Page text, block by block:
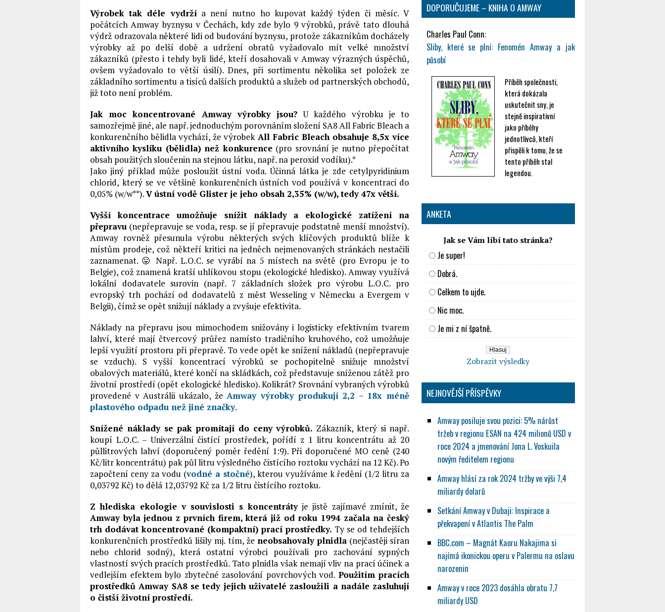
Výrobek tak déle vydržía není nutno ho kupovat každý týden či měsíc. V
počátcích Amway byznysu v Čechách, kdy zde bylo 9 výrobků, právě tato dlouhá
výdrž odrazovala některé lidi od budování byznysu, protože zákazníkům docházely
výrobky až po delší době a udržení obratů vyžadovalo mít velké množství
zákazníků (přesto i tehdy byli lidé, kteří dosahovali v Amway výrazných úspěchů,
ovšem vyžadovalo to větší úsilí). Dnes, při sortimentu několika set položek ze
základního sortimentu a tisíců dalších produktů a služeb od partnerských obchodů,
již toto není problém.
Jak moc koncentrované Amway výrobky jsou? U každého výrobku je to
samozřejmě jiné, ale např. jednoduchým porovnáním složení SA8 All Fabric Bleach a
konkurenčního bělidla vychází, že výrobek All Fabric Bleach obsahuje 8,5x více
aktivního kyslíku (bělidla) než konkurence (pro srovnání je nutno přepočítat
obsah použitých sloučenin na stejnou látku, např. na peroxid vodíku).*
Jako jiný příklad může posloužit ústní voda. Účinná látka je zde cetylpyridinium
chlorid, který se ve většině konkurenčních ústních vod používá v koncentraci do
0,05% (w/w**).V ústní vodě Glister je jeho obsah 2,35% (w/w), tedy 47x větší.
Vyšší koncentrace umožňuje snížit náklady a ekologické zatížení na
přepravu (nepřepravuje se voda, resp. se jí přepravuje podstatně menší množství).
Amway rovněž přesunula výrobu některých svých klíčových produktů blíže k
místům prodeje, což někteří kritici na jedněch nejmenovaných stránkách nestačili
zaznamenat. 😛 Např. L.O.C. se vyrábí na 5 místech na světě (pro Evropu je to
Belgie), což znamená kratší uhlíkovou stopu (ekologické hledisko). Amway využívá
lokální dodavatele surovin (např. 7 základních složek pro výrobu L.O.C. pro
evropský trh pochází od dodavatelů z měst Wesseling v Německu a Evergem v
Belgii), čímž se opět snižují náklady a zvyšuje efektivita.
Náklady na přepravu jsou mimochodem snižovány i logisticky efektivním tvarem
lahví, které mají čtvercový průřez namísto tradičního kruhového, což umožňuje
lepší využití prostoru při přepravě. To vede opět ke snížení nákladů (nepřepravuje
se vzduch). S vyšší koncentrací výrobků se pochopitelně snižuje množství
obalových materiálů, které končí na skládkách, což představuje sníženou zátěž pro
životní prostředí (opět ekologické hledisko). Kolikrát? Srovnání vybraných výrobků
provedené v Austrálii ukázalo, žeAmway výrobky produkují 2,2 – 18x méně
plastového odpadu než jiné značky.
Snížené náklady se pak promítají do ceny výrobků. Zákazník, který si např.
koupí L.O.C. – Univerzální čistící prostředek, pořídí z 1 litru koncentrátu až 20
půllitrových lahví (doporučený poměr ředění 1:9). Při doporučené MO ceně (240
Kč/litr koncentrátu) pak půl litru výsledného čistícího roztoku vychází na 12 Kč). Po
započtení ceny za vodu (vodné a stočné), kterou využíváme k ředění (1/2 litru za
0,03792 Kč) to dělá 12,03792 Kč za 1/2 litru čistícího roztoku.
Z hlediska ekologie v souvislosti s koncentrátyje jistě zajímavé zmínit, že
Amway byla jednou z prvních firem, která již od roku 1994 začala na český
trh dodávat koncentrované (kompaktní) prací prostředky. Ty se od tehdejších
konkurenčních prostředků lišily mj. tím, že neobsahovaly plnidla(nejčastěji síran
nebo chlorid sodný), která ostatní výrobci používali pro zachování sypných
vlastností svých pracích prostředků. Tato plnidla však nemají vliv na prací účinek a
vedlejším efektem bylo zbytečné zasolování povrchových vod. Použitím pracích
prostředků Amway SA8 se tedy jejich uživatelé zasloužili a nadále zasluhují
o čistší životní prostředí.
DOPORUČUJEME – KNIHA O AMWAY
Charles Paul Conn:
Sliby, které se plní: Fenomén Amway a jak
působí
Příběh společnosti,
která dokázala
uskutečnit sny, je
stejně inspirativní
jako příběhy
jednotlivců, kteří
přispěli k tomu, že se
tento příběh stal
legendou.
ANKETA
Jak se Vám líbí tato stránka?
Je super!
Dobrá.
Celkem to ujde.
Nic moc.
Je mi z ní špatně.
Zobrazit výsledky
NEJNOVĚJŠÍ PŘÍSPĚVKY
Amway posiluje svou pozici: 5% nárůst
tržeb v regionu ESAN na 424 milionů USD v
roce 2024 a jmenování Jona L. Voskuila
novým ředitelem regionu
Amway hlásí za rok 2024 tržby ve výši 7,4
miliardy dolarů
Setkání Amway v Dubaji: Inspirace a
překvapení v Atlantis The Palm
BBC.com – Magnát Kaoru Nakajima si
najímá ikonickou operu v Palermu na oslavu
narozenin
Amway v roce 2023 dosáhla obratu 7,7
miliardy USD